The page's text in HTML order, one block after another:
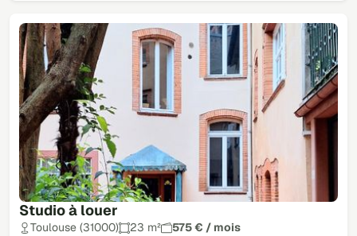
Studio à louer
Toulouse (31000) 23 m²
575 € / mois